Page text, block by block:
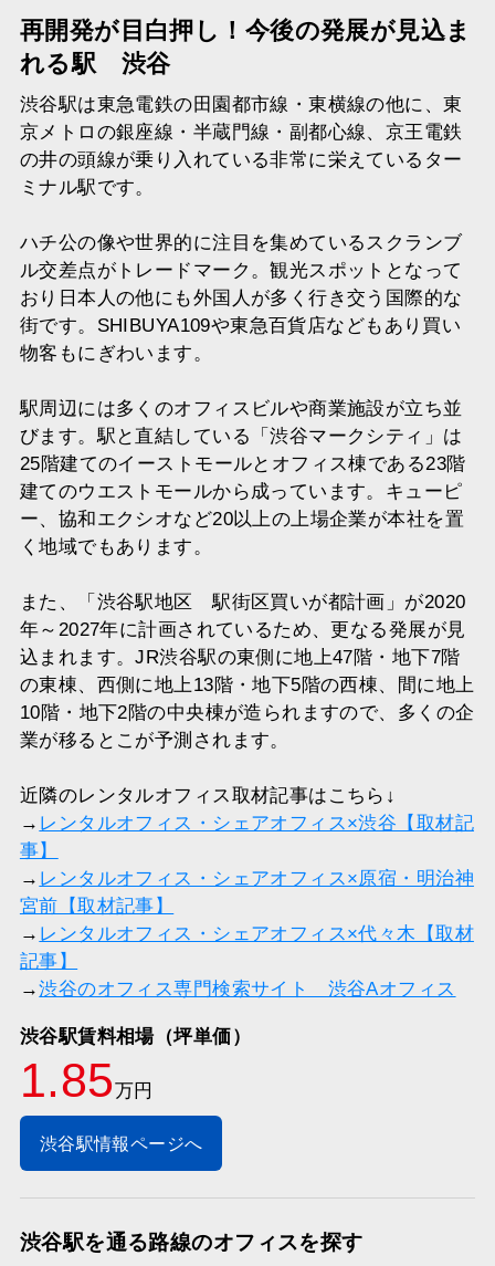
再開発が目白押し！今後の発展が見込ま
れる駅 渋谷
渋谷駅は東急電鉄の田園都市線・東横線の他に、東
京メトロの銀座線・半蔵門線・副都心線、京王電鉄
の井の頭線が乗り入れている非常に栄えているター
ミナル駅です。
ハチ公の像や世界的に注目を集めているスクランブ
ル交差点がトレードマーク。観光スポットとなって
おり日本人の他にも外国人が多く行き交う国際的な
街です。SHIBUYA109や東急百貨店などもあり買い
物客もにぎわいます。
駅周辺には多くのオフィスビルや商業施設が立ち並
びます。駅と直結している「渋谷マークシティ」は
25階建てのイーストモールとオフィス棟である23階
建てのウエストモールから成っています。キューピ
ー、協和エクシオなど20以上の上場企業が本社を置
く地域でもあります。
また、「渋谷駅地区 駅街区買いが都計画」が2020
年～2027年に計画されているため、更なる発展が見
込まれます。JR渋谷駅の東側に地上47階・地下7階
の東棟、西側に地上13階・地下5階の西棟、間に地上
10階・地下2階の中央棟が造られますので、多くの企
業が移るとこが予測されます。
近隣のレンタルオフィス取材記事はこちら↓
→ レンタルオフィス・シェアオフィス×渋谷【取材記
事】
→ レンタルオフィス・シェアオフィス×原宿・明治神
宮前【取材記事】
→ レンタルオフィス・シェアオフィス×代々木【取材
記事】
→渋谷のオフィス専門検索サイト 渋谷Aオフィス
渋谷駅賃料相場（坪単価）
1.85万円
渋谷駅情報ページへ
渋谷駅を通る路線のオフィスを探す